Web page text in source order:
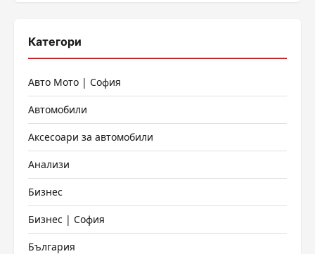
Категори
Авто Мото | София
Автомобили
Аксесоари за автомобили
Анализи
Бизнес
Бизнес | София
България